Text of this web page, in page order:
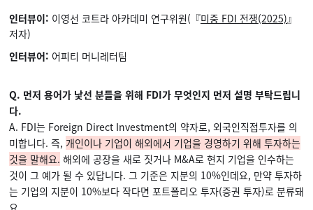
인터뷰이: 이영선 코트라 아카데미 연구위원( 『미중 FDI 전쟁(2025) 』
저자)
인터뷰어: 어피티 머니레터팀
Q. 먼저 용어가 낯선 분들을 위해 FDI가 무엇인지 먼저 설명 부탁드립니
다.
A. FDI는 Foreign Direct Investment의 약자로, 외국인직접투자를 의
미합니다. 즉, 개인이나 기업이 해외에서 기업을 경영하기 위해 투자하는
것을 말해요. 해외에 공장을 새로 짓거나 M&A로 현지 기업을 인수하는
것이 그 예가 될 수 있답니다. 그 기준은 지분의 10%인데요, 만약 투자하
는 기업의 지분이 10%보다 작다면 포트폴리오 투자(증권 투자)로 분류돼
요.